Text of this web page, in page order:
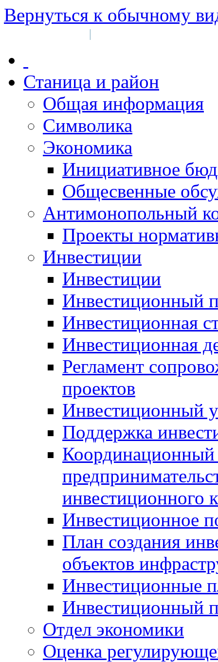
Вернуться к обычному
|
Станица и район
Общая информация
Символика
Экономика
Инициативное
Общесвенные
Антимонопольный
Проекты
Инвестиции
Инвестиции
Инвестиционный
Инвестиционная
Инвестиционная
Регламент
проектов
Инвестиционный
Поддержка
Координационный
инвестиционного
Инвестиционное
План создания
объектов
Инвестиционные
Инвестиционный
Отдел экономики
Оценка